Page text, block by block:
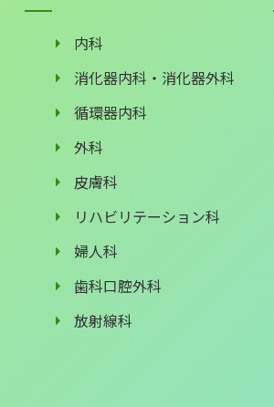
内科
消化器内科・消化器外科
循環器内科
外科
皮膚科
リハビリテーション科
婦人科
歯科口腔外科
放射線科